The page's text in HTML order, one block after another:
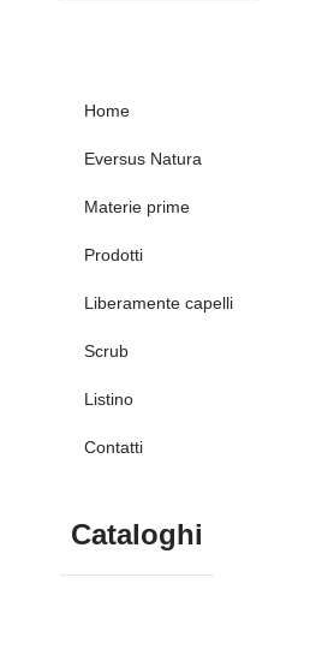
Home
Eversus Natura
Materie prime
Prodotti
Liberamente capelli
Scrub
Listino
Contatti
Cataloghi